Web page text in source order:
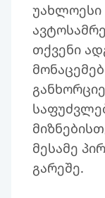
უახლოესი
თქვენი
მესამე
გარეშე.